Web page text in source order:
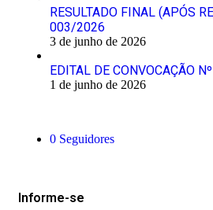
RESULTADO FINAL (APÓS
003/2026
3 de junho de 2026
EDITAL DE CONVOCAÇÃO
1 de junho de 2026
0 Seguidores
Informe-se